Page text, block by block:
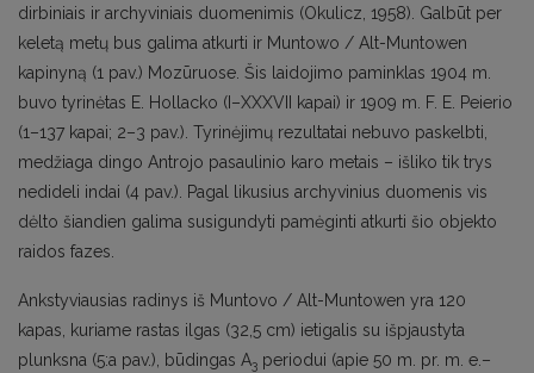
dirbiniais ir archyviniais duomenimis (Okulicz, 1958). Galbūt per
keletą metų bus galima atkurti ir Muntowo / Alt-Muntowen
kapinyną (1 pav.) Mozūruose. Šis laidojimo paminklas 1904 m.
buvo tyrinėtas E. Hollacko (I–XXXVII kapai) ir 1909 m. F. E. Peierio
(1–137 kapai; 2–3 pav.). Tyrinėjimų rezultatai nebuvo paskelbti,
medžiaga dingo Antrojo pasaulinio karo metais – išliko tik trys
nedideli indai (4 pav.). Pagal likusius archyvinius duomenis vis
dėlto šiandien galima susigundyti pamėginti atkurti šio objekto
raidos fazes.
Ankstyviausias radinys iš Muntovo / Alt-Muntowen yra 120
kapas, kuriame rastas ilgas (32,5 cm) ietigalis su išpjaustyta
plunksna (5:a pav.), būdingas A3 periodui (apie 50 m. pr. m. e.–